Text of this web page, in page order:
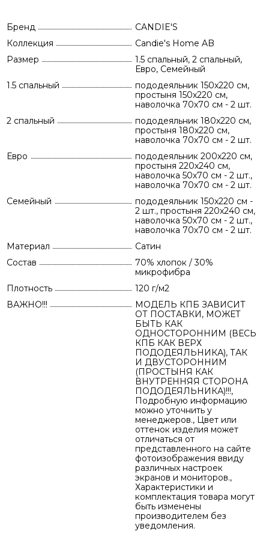
Бренд
CANDIE'S
Коллекция
Candie's Home AB
Размер
1.5 спальный, 2 спальный,
Евро, Семейный
1.5 спальный
пододеяльник 150х220 см,
простыня 150х220 см,
наволочка 70х70 см - 2 шт.
2 спальный
пододеяльник 180х220 см,
простыня 180х220 см,
наволочка 70х70 см - 2 шт.
Евро
пододеяльник 200х220 см,
простыня 220х240 см,
наволочка 50х70 см - 2 шт.,
наволочка 70х70 см - 2 шт.
Семейный
пододеяльник 150х220 см -
2 шт., простыня 220х240 см,
наволочка 50х70 см - 2 шт.,
наволочка 70х70 см - 2 шт.
Материал
Сатин
Состав
70% хлопок / 30%
микрофибра
Плотность
120 г/м2
ВАЖНО!!!
МОДЕЛЬ КПБ ЗАВИСИТ
ОТ ПОСТАВКИ, МОЖЕТ
БЫТЬ КАК
ОДНОСТОРОННИМ (ВЕСЬ
КПБ КАК ВЕРХ
ПОДОДЕЯЛЬНИКА), ТАК
И ДВУСТОРОННИМ
(ПРОСТЫНЯ КАК
ВНУТРЕННЯЯ СТОРОНА
ПОДОДЕЯЛЬНИКА)!!!,
Подробную информацию
можно уточнить у
менеджеров., Цвет или
оттенок изделия может
отличаться от
представленного на сайте
фотоизображения ввиду
различных настроек
экранов и мониторов.,
Характеристики и
комплектация товара могут
быть изменены
производителем без
уведомления.